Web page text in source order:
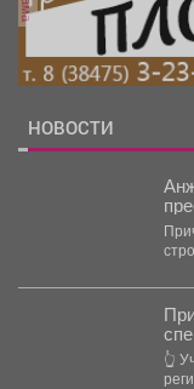
НОВОСТИ
👆